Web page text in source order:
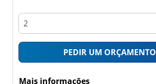
PEDIR UM ORÇAMENTO
Mais informações